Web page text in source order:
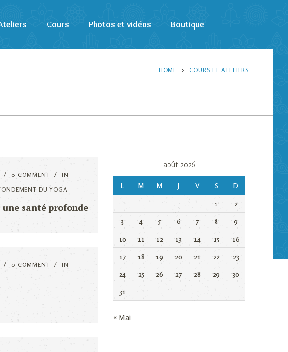
Cours Photos et vidéos Boutique
HOME COURS ET ATELIERS
0 COMMENT
IN
DU YOGA
santé profonde
0 COMMENT
IN
août 2026
L M M J V S D
1 2
3 4 5 6 7 8 9
10 11 12 13 14 15 16
17 18 19 20 21 22 23
24 25 26 27 28 29 30
31
« Mai